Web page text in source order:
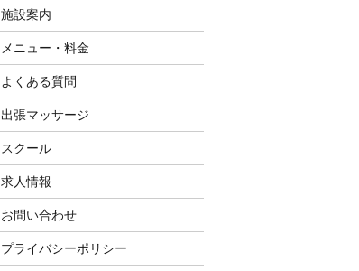
施設案内
メニュー・料金
よくある質問
出張マッサージ
スクール
求人情報
お問い合わせ
プライバシーポリシー